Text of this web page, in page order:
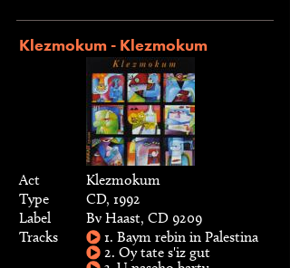
Klezmokum - Klezmokum
Act
Klezmokum
Type
CD, 1992
Label
Bv Haast, CD 9209
Tracks
1. Baym rebin in Palestina
2. Oy tate s'iz gut